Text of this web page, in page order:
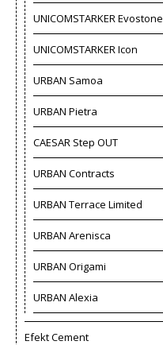
UNICOMSTARKER Evostone
UNICOMSTARKER Icon
URBAN Samoa
URBAN Pietra
CAESAR Step OUT
URBAN Contracts
URBAN Terrace Limited
URBAN Arenisca
URBAN Origami
URBAN Alexia
Efekt Cement